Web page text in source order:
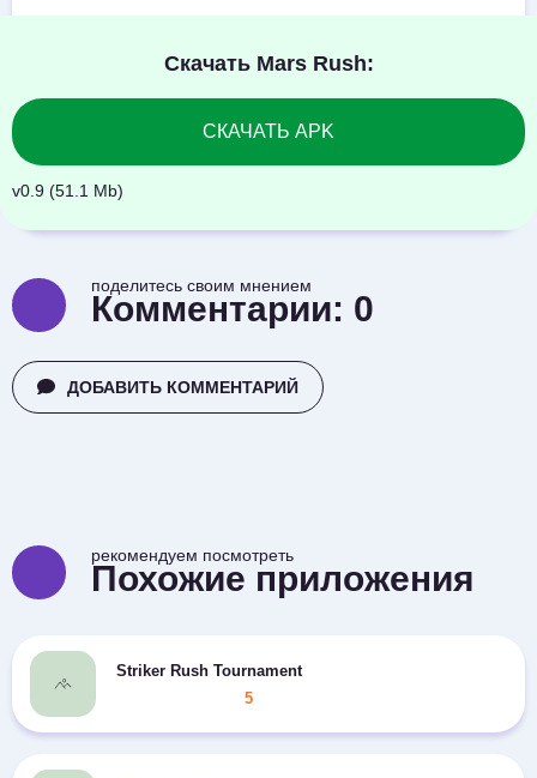
Скачать Mars Rush:
СКАЧАТЬ APK
v0.9 (51.1 Mb)
поделитесь своим мнением
Комментарии: 0
ДОБАВИТЬ КОММЕНТАРИЙ
рекомендуем посмотреть
Похожие приложения
Striker Rush Tournament
5